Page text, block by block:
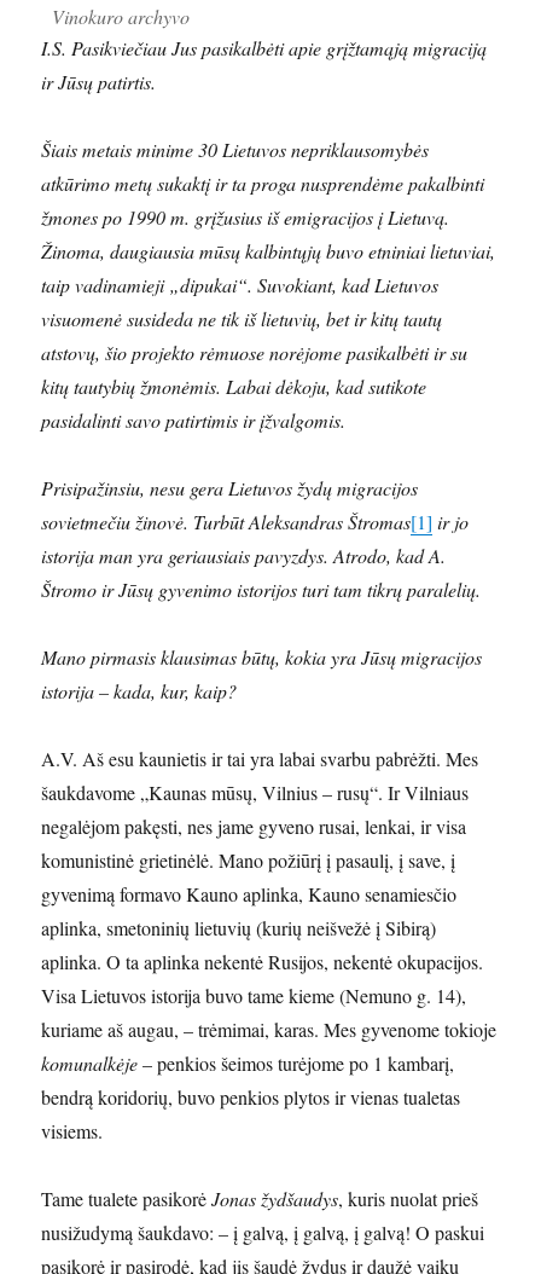
Vinokuro archyvo
I.S. Pasikviečiau Jus pasikalbėti apie grįžtamąją migraciją
ir Jūsų patirtis.
Šiais metais minime 30 Lietuvos nepriklausomybės
atkūrimo metų sukaktį ir ta proga nusprendėme pakalbinti
žmones po 1990 m. grįžusius iš emigracijos į Lietuvą.
Žinoma, daugiausia mūsų kalbintųjų buvo etniniai lietuviai,
taip vadinamieji „dipukai“. Suvokiant, kad Lietuvos
visuomenė susideda ne tik iš lietuvių, bet ir kitų tautų
atstovų, šio projekto rėmuose norėjome pasikalbėti ir su
kitų tautybių žmonėmis. Labai dėkoju, kad sutikote
pasidalinti savo patirtimis ir įžvalgomis.
Prisipažinsiu, nesu gera Lietuvos žydų migracijos
sovietmečiu žinovė. Turbūt Aleksandras Štromas[1] ir jo
istorija man yra geriausiais pavyzdys. Atrodo, kad A.
Štromo ir Jūsų gyvenimo istorijos turi tam tikrų paralelių.
Mano pirmasis klausimas būtų, kokia yra Jūsų migracijos
istorija – kada, kur, kaip?
A.V. Aš esu kaunietis ir tai yra labai svarbu pabrėžti. Mes
šaukdavome „Kaunas mūsų, Vilnius – rusų“. Ir Vilniaus
negalėjom pakęsti, nes jame gyveno rusai, lenkai, ir visa
komunistinė grietinėlė. Mano požiūrį į pasaulį, į save, į
gyvenimą formavo Kauno aplinka, Kauno senamiesčio
aplinka, smetoninių lietuvių (kurių neišvežė į Sibirą)
aplinka. O ta aplinka nekentė Rusijos, nekentė okupacijos.
Visa Lietuvos istorija buvo tame kieme (Nemuno g. 14),
kuriame aš augau, – trėmimai, karas. Mes gyvenome tokioje
komunalkėje– penkios šeimos turėjome po 1 kambarį,
bendrą koridorių, buvo penkios plytos ir vienas tualetas
visiems.
Tame tualete pasikorėJonas žydšaudys, kuris nuolat prieš
nusižudymą šaukdavo: – į galvą, į galvą, į galvą! O paskui
pasikorė ir pasirodė, kad jis šaudė žydus ir daužė vaikų